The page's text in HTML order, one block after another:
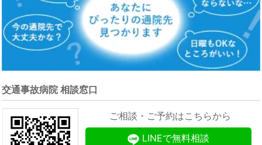
交通事故病院 相談窓口
ご相談・ご予約はこちらから
LINEで無料相談